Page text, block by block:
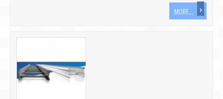
MORE...